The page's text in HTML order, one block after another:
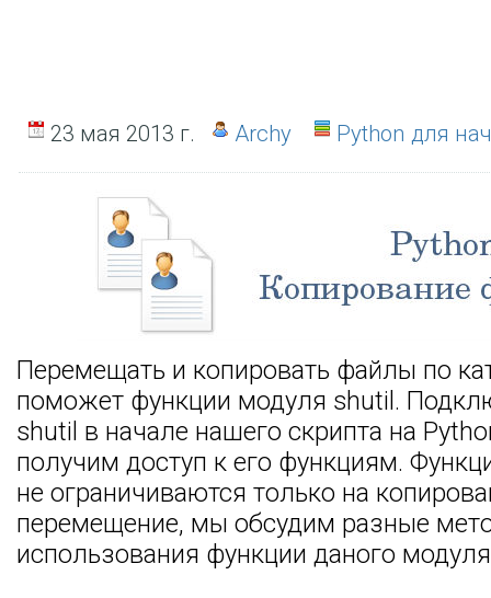
23 мая 2013 г. Archy Python для
Перемещать и копировать файлы по
поможет функции модуля shutil.
shutil в начале нашего скрипта на
получим доступ к его функциям.
не ограничиваются только на
перемещение, мы обсудим разные
использования функции даного